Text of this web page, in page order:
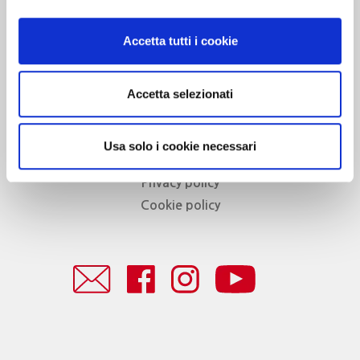
Accetta tutti i cookie
Accetta selezionati
Usa solo i cookie necessari
tel. +39 0173 364631
Codice fiscale e P.IVA: 02809130046
Codice SDI: USAL8PV
PEC gowine@legalmail.it
info@gowinet.it
Privacy policy
Cookie policy